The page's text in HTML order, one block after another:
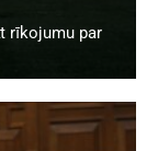
rīkojumu par